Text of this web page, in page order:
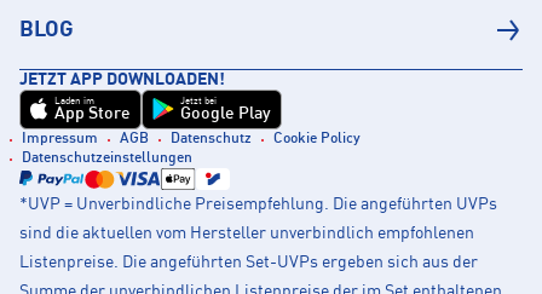
BLOG
JETZT APP DOWNLOADEN!
Laden im
App Store
Jetzt bei
Google Play
Impressum AGB Datenschutz
Cookie Policy
Datenschutzeinstellungen
*UVP = Unverbindliche Preisempfehlung. Die angeführten UVPs
sind die aktuellen vom Hersteller unverbindlich empfohlenen
Listenpreise. Die angeführten Set-UVPs ergeben sich aus der